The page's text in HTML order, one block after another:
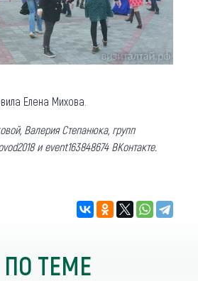
Елена Михова.
Валерия Степанюка, групп
и event163848674 ВКонтакте.
ТЕМЕ